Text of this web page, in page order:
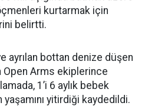
kurtarmak için
belirtti.
ayrılan bottan denize düşen
Arms ekiplerince
1’i 6 aylık bebek
yitirdiği kaydedildi.